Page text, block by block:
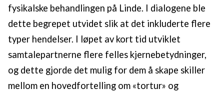
fysikalske behandlingen på Linde. I dialogene ble
dette begrepet utvidet slik at det inkluderte flere
typer hendelser. I løpet av kort tid utviklet
samtalepartnerne flere felles kjernebetydninger,
og dette gjorde det mulig for dem å skape skiller
mellom en hovedfortelling om «tortur» og